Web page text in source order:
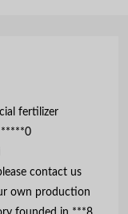
fertilizer
*****0
contact us
own production